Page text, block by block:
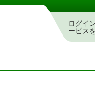
ログイ
ービス